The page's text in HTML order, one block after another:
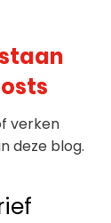
verken
deze blog.